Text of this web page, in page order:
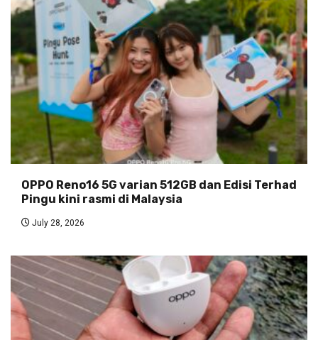
OPPO Reno16 5G varian 512GB dan Edisi Terhad
Pingu kini rasmi di Malaysia
July 28, 2026